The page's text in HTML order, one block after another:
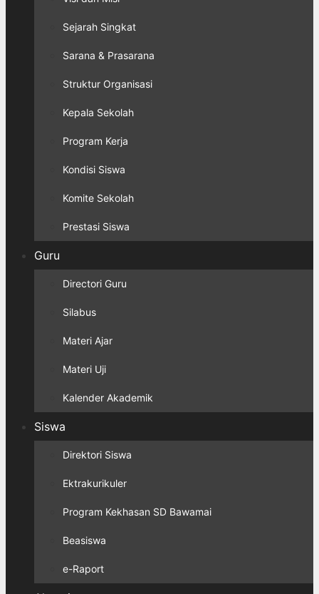
Sejarah Singkat
Sarana & Prasarana
Struktur Organisasi
Kepala Sekolah
Program Kerja
Kondisi Siswa
Komite Sekolah
Prestasi Siswa
Guru
Directori Guru
Silabus
Materi Ajar
Materi Uji
Kalender Akademik
Siswa
Direktori Siswa
Ektrakurikuler
Program Kekhasan SD Bawamai
Beasiswa
e-Raport